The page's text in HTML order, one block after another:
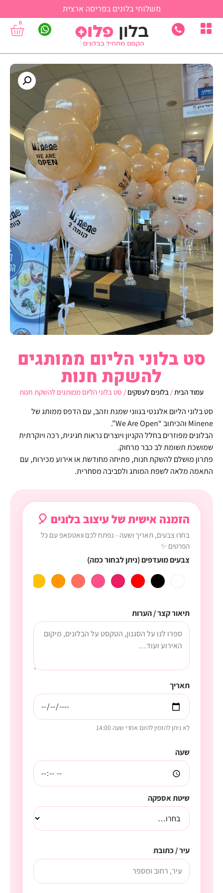
משלוחי בלונים בפריסה ארצית
0
סט בלוני הליום ממותגים
להשקת חנות
עמוד הבית/ בלונים לעסקים / סט בלוני הליום ממותגים להשקת חנות
סט בלוני הליום אלגנטי בגווני שמנת וזהב, עם הדפס ממותג של
Minene והכיתוב “We Are Open”.
הבלונים מפוזרים בחלל הקניון ויוצרים נראות חגיגית, רכה ויוקרתית
שמושכת תשומת לב כבר מרחוק.
פתרון מושלם להשקת חנות, פתיחה מחודשת או אירוע מכירות, עם
התאמה מלאה לשפת המותג ולסביבה מסחרית.
הזמנה אישית של עיצוב בלונים 🎈
בחרו צבעים, תאריך ושעה - נפתח לכם וואטסאפ עם כל
הפרטים ✨
צבעים מועדפים (ניתן לבחור כמה)
תיאור קצר / הערות
תאריך
לא ניתן להזמין להיום אחרי שעה 14:00
שעה
שיטת אספקה
עיר / כתובת